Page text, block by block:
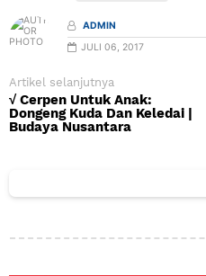
ADMIN
JULI 06, 2017
Artikel selanjutnya
√ Cerpen Untuk Anak:
Dongeng Kuda Dan Keledai |
Budaya Nusantara